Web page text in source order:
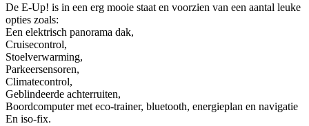
De E-Up! is in een erg mooie staat en voorzien van een aantal leuke
opties zoals:
Een elektrisch panorama dak,
Cruisecontrol,
Stoelverwarming,
Parkeersensoren,
Climatecontrol,
Geblindeerde achterruiten,
Boordcomputer met eco-trainer, bluetooth, energieplan en navigatie
En iso-fix.